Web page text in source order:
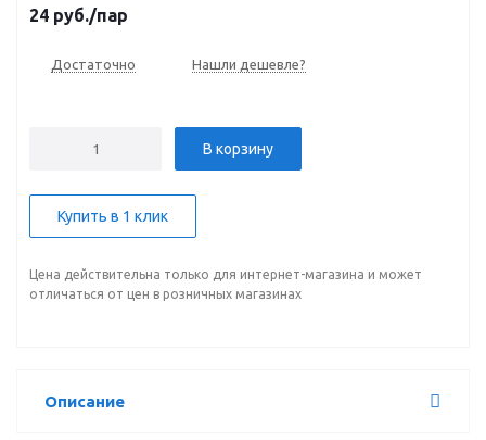
24 руб./пар
Достаточно Нашли дешевле?
В корзину
Купить в 1 клик
Цена действительна только для интернет-магазина и может
отличаться от цен в розничных магазинах
Описание